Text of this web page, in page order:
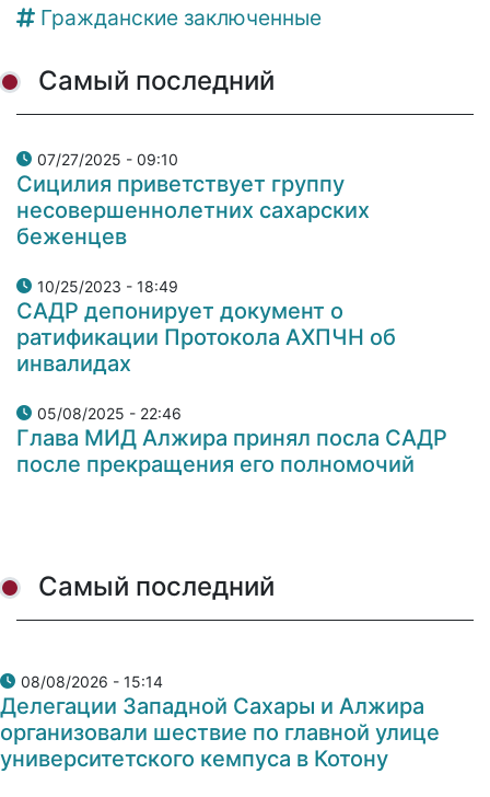
Гражданские заключенные
Самый последний
07/27/2025 - 09:10
Сицилия приветствует группу
несовершеннолетних сахарских
беженцев
10/25/2023 - 18:49
САДР депонирует документ о
ратификации Протокола АХПЧН об
инвалидах
05/08/2025 - 22:46
Глава МИД Алжира принял посла САДР
после прекращения его полномочий
Самый последний
08/08/2026 - 15:14
Делегации Западной Сахары и Алжира
организовали шествие по главной улице
университетского кемпуса в Котону